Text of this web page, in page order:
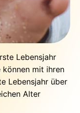
Lebensjahr
können mit ihren
Lebensjahr über
Alter